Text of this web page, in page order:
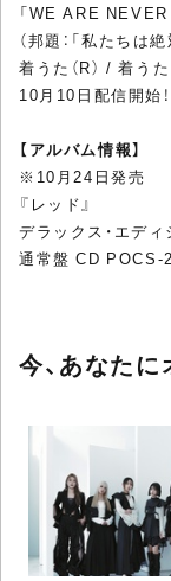
「WE ARE
（邦題：「私たちは
着うた（R） / 着うた
10月10日配信開始！
【アルバム情報】
※10月24日発売
『レッド』
デラックス・エデ
通常盤 CD POCS-
今、あなたに